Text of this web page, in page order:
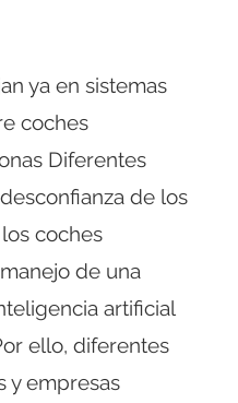
ya en sistemas
coches
Diferentes
de los
coches
de una
artificial
ello, diferentes
y empresas